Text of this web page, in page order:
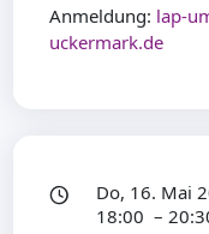
Anmeldung: lap-
uckermark.de
Do, 16. Mai
18:00 –